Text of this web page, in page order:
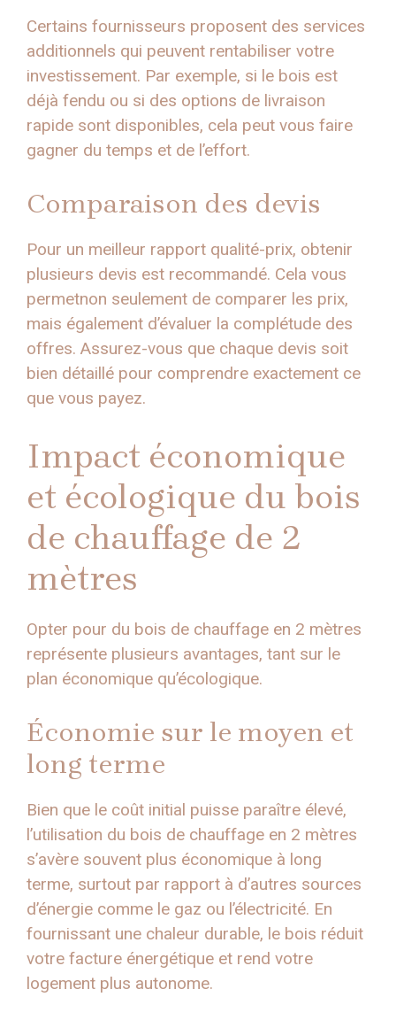
Certains fournisseurs proposent des services
additionnels qui peuvent rentabiliser votre
investissement. Par exemple, si le bois est
déjà fendu ou si des options de livraison
rapide sont disponibles, cela peut vous faire
gagner du temps et de l’effort.
Comparaison des devis
Pour un meilleur rapport qualité-prix, obtenir
plusieurs devis est recommandé. Cela vous
permetnon seulement de comparer les prix,
mais également d’évaluer la complétude des
offres. Assurez-vous que chaque devis soit
bien détaillé pour comprendre exactement ce
que vous payez.
Impact économique
et écologique du bois
de chauffage de 2
mètres
Opter pour du bois de chauffage en 2 mètres
représente plusieurs avantages, tant sur le
plan économique qu’écologique.
Économie sur le moyen et
long terme
Bien que le coût initial puisse paraître élevé,
l’utilisation du bois de chauffage en 2 mètres
s’avère souvent plus économique à long
terme, surtout par rapport à d’autres sources
d’énergie comme le gaz ou l’électricité. En
fournissant une chaleur durable, le bois réduit
votre facture énergétique et rend votre
logement plus autonome.